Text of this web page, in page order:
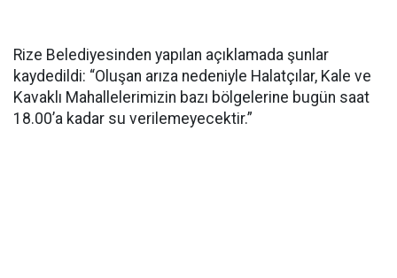
Rize Belediyesinden yapılan açıklamada şunlar
kaydedildi: “Oluşan arıza nedeniyle Halatçılar, Kale ve
Kavaklı Mahallelerimizin bazı bölgelerine bugün saat
18.00’a kadar su verilemeyecektir.”